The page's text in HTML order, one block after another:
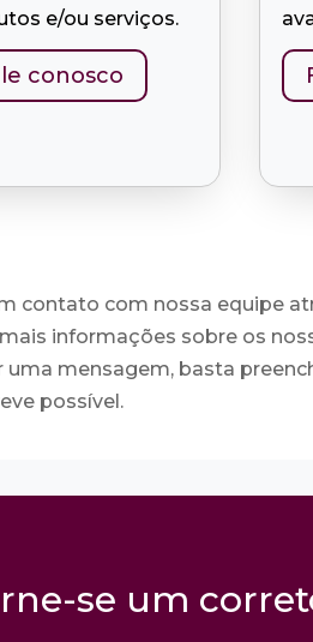
e/ou serviços.
conosco
contato com nossa equipe
informações sobre os
uma mensagem, basta
possível.
se um